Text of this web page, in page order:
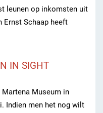
leunen op inkomsten uit
Ernst Schaap heeft
IN SIGHT
Museum in
Indien men het nog wilt